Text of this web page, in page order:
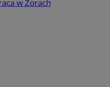
w Żorach